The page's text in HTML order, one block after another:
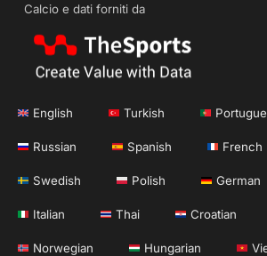
Calcio e dati forniti da
English Turkish
Russian Spanish French
Swedish Polish German
Italian Thai Croatian
Norwegian Hungarian